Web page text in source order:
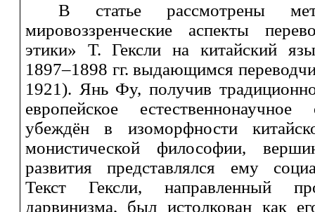
В статье рассмотрены
мировоззренческие аспекты
этики» Т. Гексли на китайский
1897–1898 гг. выдающимся
1921). Янь Фу, получив
европейское
убеждён в изоморфности
монистической философии,
развития представлялся ему
Текст Гексли, направленный
дарвинизма, был истолкован как